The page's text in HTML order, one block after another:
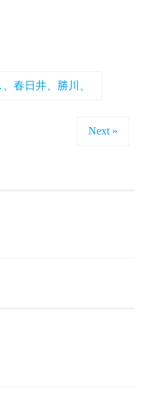
春日井、勝川、
Next »